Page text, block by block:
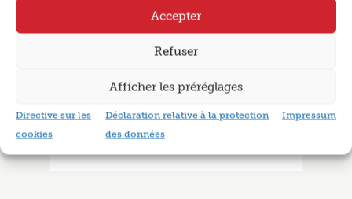
Accepter
Refuser
Afficher les préréglages
Directive sur les
cookies
Déclaration relative à la protection
des données
Impressum
CULIPEDIA: LES MERINGUES
Tout ce que vous vouliez toujours
savoir sur les meringues!